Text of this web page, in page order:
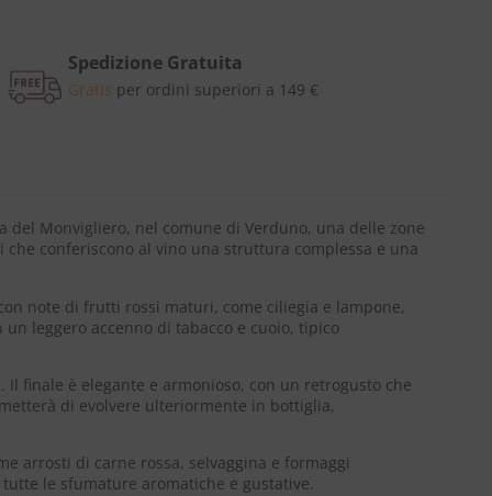
Spedizione Gratuita
Gratis per ordini superiori a 149 €
del Monvigliero, nel comune di Verduno, una delle zone
conferiscono al vino una struttura complessa e una
note di frutti rossi maturi, come ciliegia e lampone,
leggero accenno di tabacco e cuoio, tipico
finale è elegante e armonioso, con un retrogusto che
di evolvere ulteriormente in bottiglia,
arrosti di carne rossa, selvaggina e formaggi
le sfumature aromatiche e gustative.